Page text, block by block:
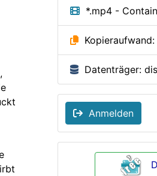
*.mp4 -
Datenträger:
Anmelden